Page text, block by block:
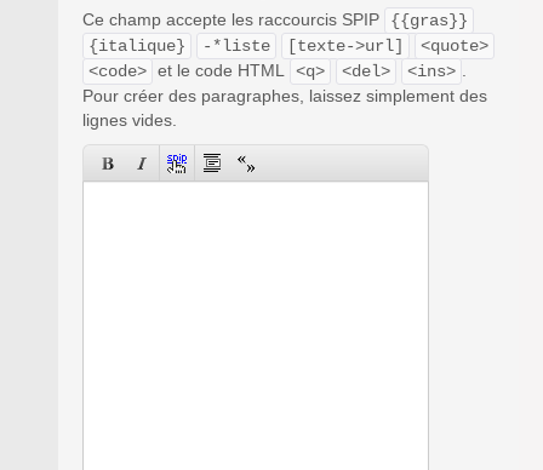
Ce champ accepte les raccourcis SPIP
{{gras}}
{italique}
-*liste [texte->url]
<quote>
<code> et le code HTML <q> <del> <ins>
Pour créer des paragraphes, laissez simplement des
lignes vides.